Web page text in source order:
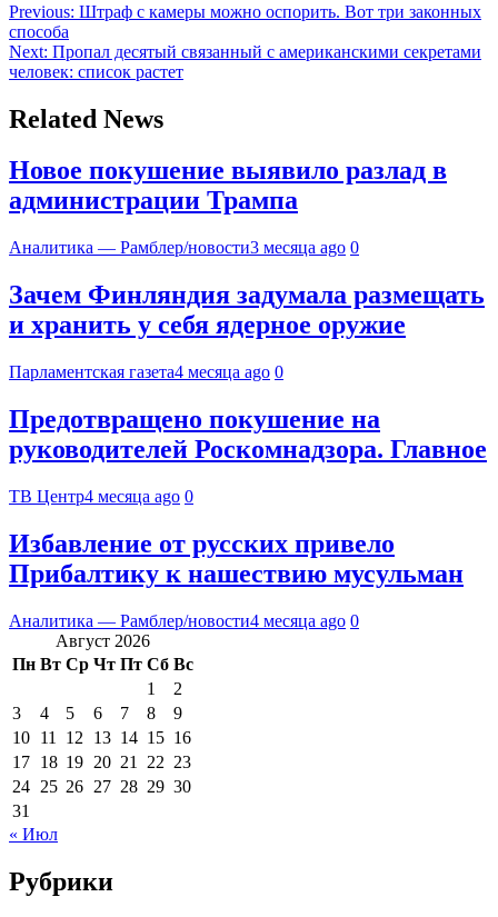
Previous: Штраф с камеры можно оспорить. Вот три законных
способа
Next: Пропал десятый связанный с американскими секретами
человек: список растет
Related News
Новое покушение выявило разлад в
администрации Трампа
Аналитика — Рамблер/новости3 месяца ago 0
Зачем Финляндия задумала размещать
и хранить у себя ядерное оружие
Парламентская газета4 месяца ago 0
Предотвращено покушение на
руководителей Роскомнадзора. Главное
ТВ Центр4 месяца ago 0
Избавление от русских привело
Прибалтику к нашествию мусульман
Аналитика — Рамблер/новости4 месяца ago 0
Август 2026
Пн Вт Ср Чт Пт Сб Вс
1
2
3
4 5 6 7 8
9
10 11 12 13 14 15 16
17 18 19 20 21 22 23
24 25 26 27 28 29 30
31
« Июл
Рубрики